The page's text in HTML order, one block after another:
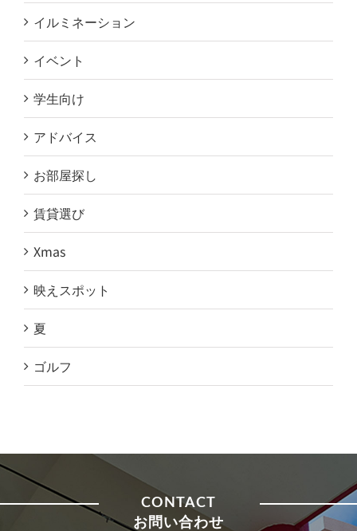
イルミネーション
イベント
学生向け
アドバイス
お部屋探し
賃貸選び
Xmas
映えスポット
夏
ゴルフ
CONTACT
お問い合わせ